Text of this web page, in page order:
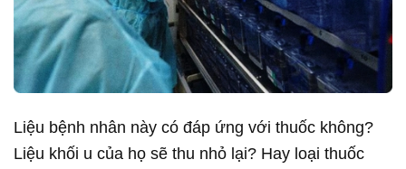
Liệu bệnh nhân này có đáp ứng với thuốc không?
Liệu khối u của họ sẽ thu nhỏ lại? Hay loại thuốc